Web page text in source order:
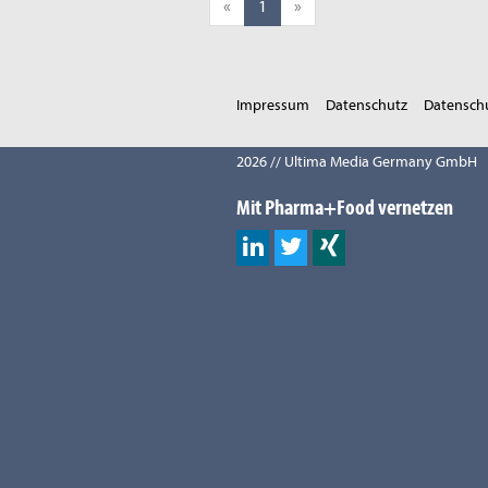
« 1 »
Impressum Datenschutz
2026 // Ultima Media Germany GmbH
Mit Pharma+Food vernetzen